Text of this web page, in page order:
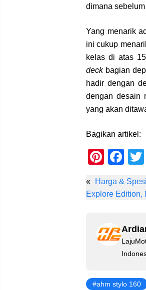
dimana
Yang menarik
ini cukup
kelas di atas
deckbagian
hadir dengan
dengan desain
yang akan
Bagikan artikel:
Pi
er
F
c
o
o
«
Harga &
Explore
ahm stylo 160